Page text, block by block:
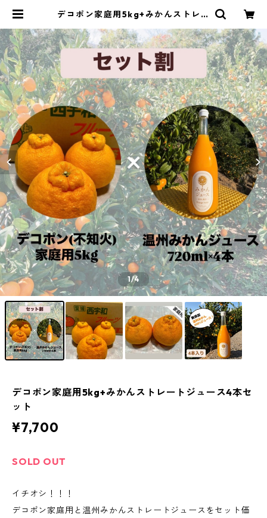
デコポン家庭用5kg+みかんストレー
のみかん
1/4
デコポン家庭用5kg+みかんストレートジュース4本セ
ット
¥7,700
SOLD OUT
イチオシ！！！
デコポン家庭用と温州みかんストレートジュースをセット価